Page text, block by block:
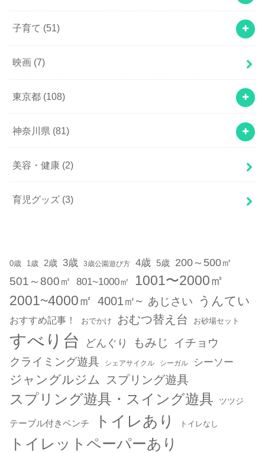
子育て (51)
映画 (7)
東京都 (108)
神奈川県 (81)
美容・健康 (2)
育児グッズ (3)
0歳 1歳 2歳 3歳 3歳公園遊び方 4歳 5歳 200～500㎡
501～800㎡ 801~1000㎡
1001〜2000㎡
2001~4000㎡ 4001㎡~ あじさい うんてい
おすすめ記事！ おでかけ おむつ替え台 お砂場セット
すべり台 どんぐり もみじ
イチョウ
クライミング遊具
シェアサイクル シーガル シーソー
ジャングルジム スプリング遊具
スプリング遊具・スイング遊具 ツツジ
テーブル付きベンチ トイレあり トイレなし
トイレットペーパーあり